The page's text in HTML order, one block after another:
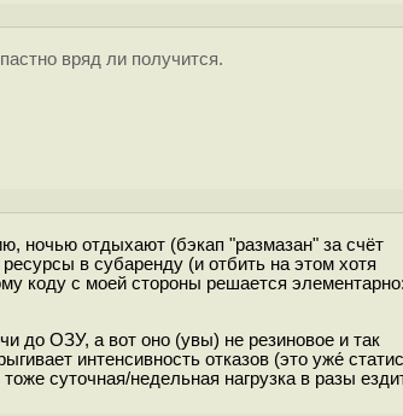
вряд ли получится.
ночью отдыхают (бэкап "размазан" за счёт
в субаренду (и отбить на этом хотя
коду с моей стороны решается
до ОЗУ, а вот оно (увы) не резиновое и так
интенсивность отказов (это уже́
суточная/недельная нагрузка в разы